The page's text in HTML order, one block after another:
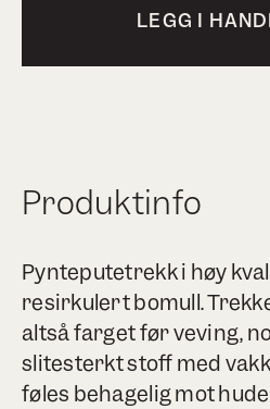
LEGG I
Produktinfo
Pynteputetrekk i høy
resirkulert bomull.
altså farget før veving,
slitesterkt stoff med
føles behagelig mot